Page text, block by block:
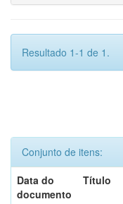
Resultado 1-1 de 1.
Conjunto de itens:
Data do
documento
Título